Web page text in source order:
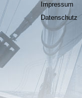
Impressum
Datenschutz